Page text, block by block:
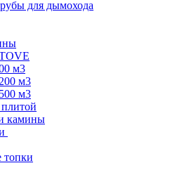
для дымохода
м3
м3
м3
камины